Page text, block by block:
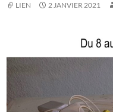
LIEN
2 JANVIER 2021